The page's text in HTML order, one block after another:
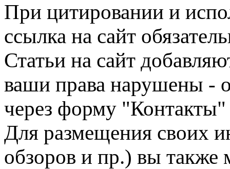
При цитировании и
ссылка на сайт
Статьи на сайт
ваши права нарушены -
через форму "Контакты"
Для размещения своих
обзоров и пр.) вы также